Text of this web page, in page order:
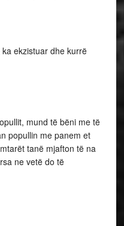
ekzistuar dhe kurrë
mund të bëni me të
popullin me panem et
tanë mjafton të na
ne vetë do të